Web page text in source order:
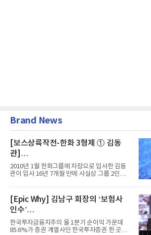
Brand News
[보스상륙작전-한화 3형제 ① 김동
관]
입사 16년 만에 수석부회장 … 경영승
계 ‘초읽기’
2010년 1월 한화그룹에 차장으로 입사한 김동
관이 입사 16년 7개월 만에 사실상 그룹 2인자
[Epic Why] 김남구 회장의 ‘보험사
인수’
발걸음이 신중해진 배경은?
한국투자금융지주의 올 1분기 순이익 가운데
85.6%가 증권 계열사인 한국투자증권 한 곳에